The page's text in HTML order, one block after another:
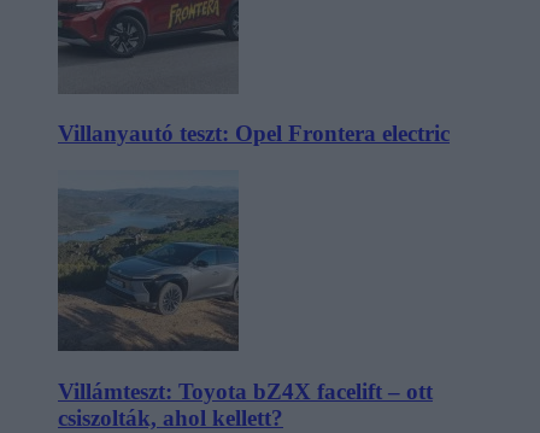
Villanyautó teszt: Opel Frontera electric
Villámteszt: Toyota bZ4X facelift – ott
csiszolták, ahol kellett?